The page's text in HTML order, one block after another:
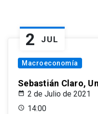
2 JUL
Macroeconomía
Sebastián Claro,
2 de Julio de 2021
14:00